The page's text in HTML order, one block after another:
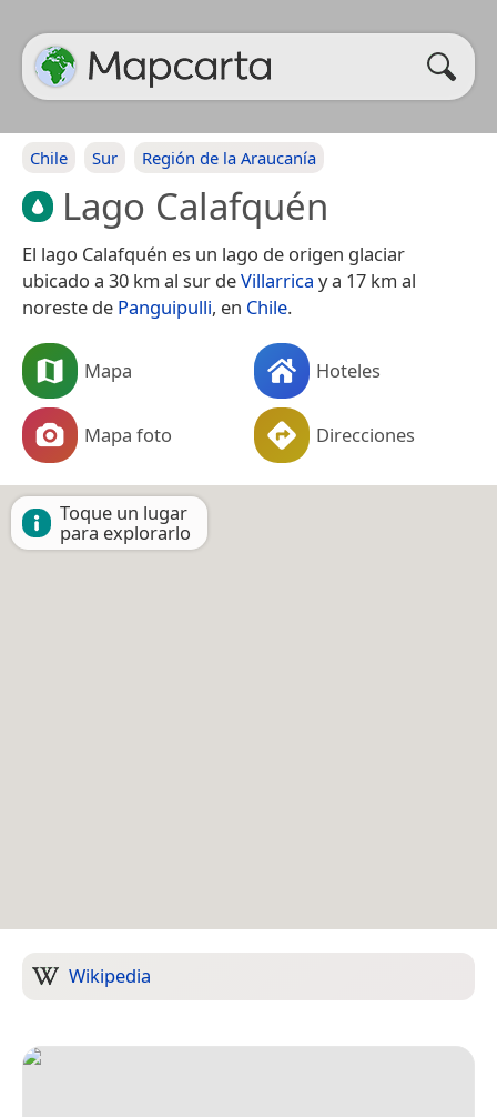
Chile Sur Región de la Araucanía
Lago Calafquén
El lago Calafquén es un lago de origen glaciar
ubicado a 30 km al sur deVillarrica y a 17 km al
noreste de Panguipulli, en Chile.
Mapa Hoteles
Mapa foto Direcciones
Toque un lugar
para explorarlo
Wikipedia